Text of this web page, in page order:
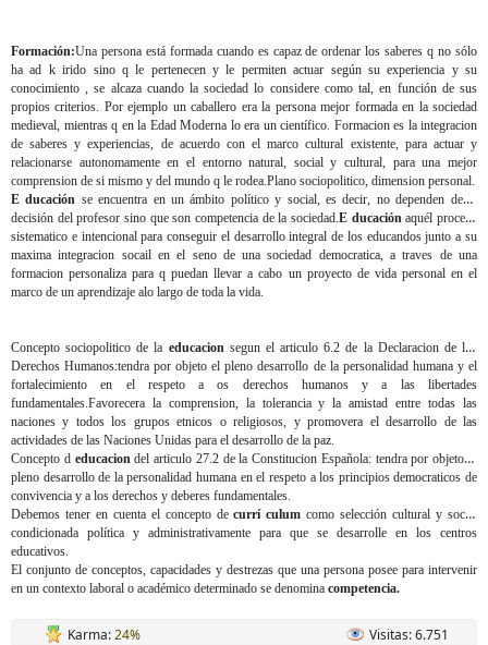
Formación:Una persona está formada cuando es capaz de ordenar los saberes q no sólo
ha ad k irido sino q le pertenecen y le permiten actuar según su experiencia y su
conocimiento , se alcaza cuando la sociedad lo considere como tal, en función de sus
propios criterios. Por ejemplo un caballero era la persona mejor formada en la sociedad
medieval, mientras q en la Edad Moderna lo era un científico. Formacion es la integracion
de saberes y experiencias, de acuerdo con el marco cultural existente, para actuar y
relacionarse autonomamente en el entorno natural, social y cultural, para una mejor
comprension de si mismo y del mundo q le rodea.Plano sociopolitico, dimension personal.
E ducación se encuentra en un ámbito político y social, es decir, no dependen de la
decisión del profesor sino que son competencia de la sociedad.E ducaciónaquél proceso
sistematico e intencional para conseguir el desarrollo integral de los educandos junto a su
maxima integracion socail en el seno de una sociedad democratica, a traves de una
formacion personaliza para q puedan llevar a cabo un proyecto de vida personal en el
marco de un aprendizaje alo largo de toda la vida.
Concepto sociopolitico de la educacion segun el articulo 6.2 de la Declaracion de los
Derechos Humanos:tendra por objeto el pleno desarrollo de la personalidad humana y el
fortalecimiento en el respeto a os derechos humanos y a las libertades
fundamentales.Favorecera la comprension, la tolerancia y la amistad entre todas las
naciones y todos los grupos etnicos o religiosos, y promovera el desarrollo de las
actividades de las Naciones Unidas para el desarrollo de la paz.
Concepto d educaciondel articulo 27.2 de la Constitucion Española: tendra por objeto el
pleno desarrollo de la personalidad humana en el respeto a los principios democraticos de
convivencia y a los derechos y deberes fundamentales.
Debemos tener en cuenta el concepto decurrí culum como selección cultural y social
condicionada política y administrativamente para que se desarrolle en los centros
educativos.
El conjunto de conceptos, capacidades y destrezas que una persona posee para intervenir
en un contexto laboral o académico determinado se denomina competencia.
Karma:24% Visitas: 6.751